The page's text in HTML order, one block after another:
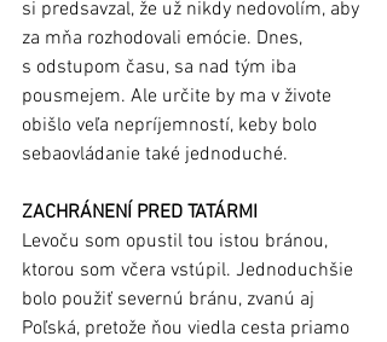
si predsavzal, že už nikdy nedovolím, aby
za mňa rozhodovali emócie. Dnes,
s odstupom času, sa nad tým iba
pousmejem. Ale určite by ma v živote
obišlo veľa nepríjemností, keby bolo
sebaovládanie také jednoduché.
ZACHRÁNENÍ PRED TATÁRMI
Levoču som opustil tou istou bránou,
ktorou som včera vstúpil. Jednoduchšie
bolo použiť severnú bránu, zvanú aj
Poľská, pretože ňou viedla cesta priamo